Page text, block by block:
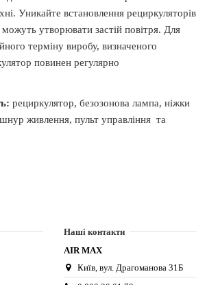
Уникайте встановлення рециркуляторів
можуть утворювати застій повітря. Для
терміну виробу, визначеного
повинен регулярно
рециркулятор, безозонова лампа, ніжки
живлення, пульт управління та
100
Наші контакти
AIR MAX
Київ, вул. Драгоманова 31Б